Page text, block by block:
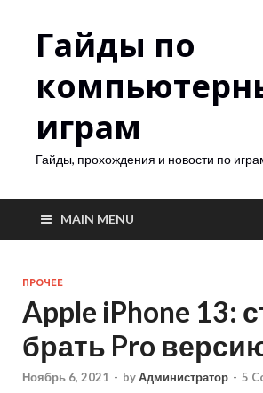
Гайды по
играм
Гайды, прохождения и новости по
MAIN MENU
ПРОЧЕЕ
Apple iPhone 13:
брать Pro
Ноябрь 6, 2021 - byАдминистратор - 5